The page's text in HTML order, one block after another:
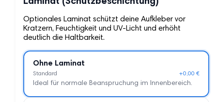
Optionales Laminat schützt deine Aufkleber vor
Kratzern, Feuchtigkeit und UV-Licht und erhöht
deutlich die Haltbarkeit.
Ohne Laminat
Standard +0,00 €
Ideal für normale Beanspruchung im Innenbereich.